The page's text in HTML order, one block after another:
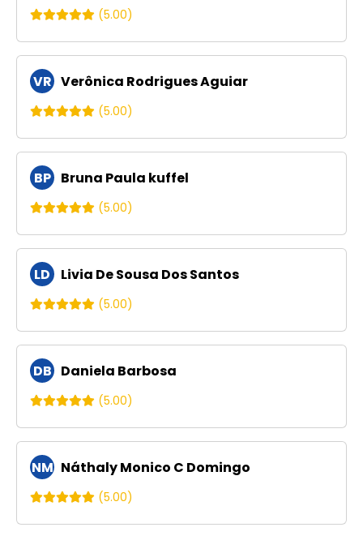
(5.00)
VR Verônica Rodrigues Aguiar
(5.00)
BP Bruna Paula kuffel
(5.00)
LD Livia De Sousa Dos Santos
(5.00)
DB Daniela Barbosa
(5.00)
NM Náthaly Monico C Domingo
(5.00)